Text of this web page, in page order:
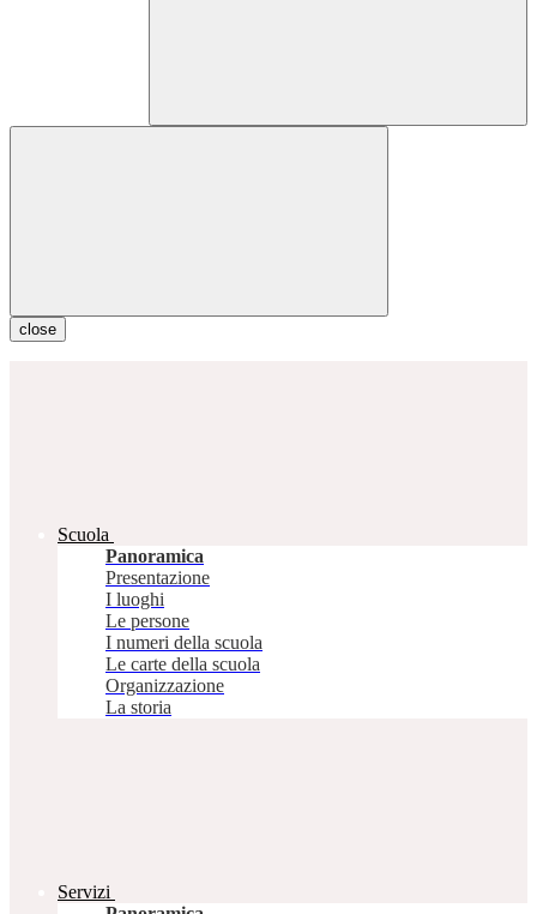
close
Scuola
Panoramica
Presentazione
I luoghi
Le persone
I numeri della scuola
Le carte della scuola
Organizzazione
La storia
Servizi